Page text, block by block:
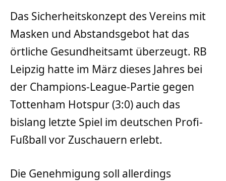
Das Sicherheitskonzept des Vereins mit
Masken und Abstandsgebot hat das
örtliche Gesundheitsamt überzeugt. RB
Leipzig hatte im März dieses Jahres bei
der Champions-League-Partie gegen
Tottenham Hotspur (3:0) auch das
bislang letzte Spiel im deutschen Profi-
Fußball vor Zuschauern erlebt.
Die Genehmigung soll allerdings